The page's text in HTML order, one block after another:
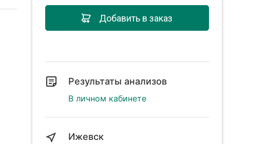
Добавить в заказ
Результаты анализов
В личном кабинете
Ижевск